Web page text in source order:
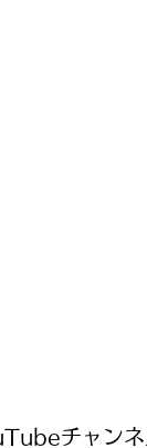
チャンネ